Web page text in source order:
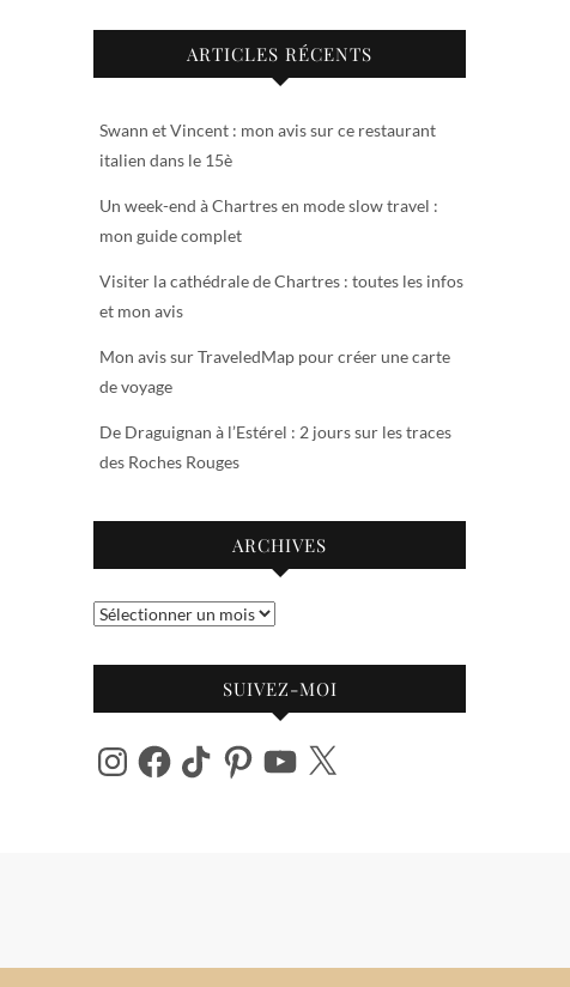
ARTICLES RÉCENTS
Swann et Vincent : mon avis sur ce restaurant
italien dans le 15è
Un week-end à Chartres en mode slow travel :
mon guide complet
Visiter la cathédrale de Chartres : toutes les infos
et mon avis
Mon avis sur TraveledMap pour créer une carte
de voyage
De Draguignan à l’Estérel : 2 jours sur les traces
des Roches Rouges
ARCHIVES
Archives
SUIVEZ-MOI
InstagramFacebook
TikTok PinterestYouTube
X